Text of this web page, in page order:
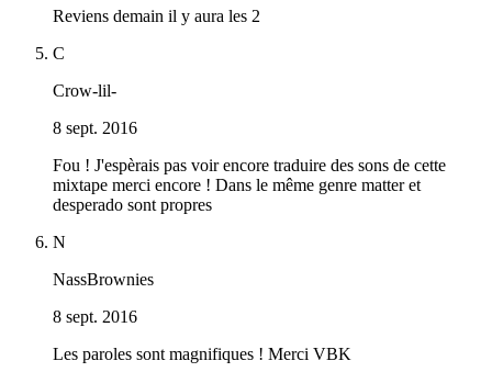
Reviens demain il y aura les 2
C
Crow-lil-
8 sept. 2016
Fou ! J'espèrais pas voir encore traduire des sons de cette
mixtape merci encore ! Dans le même genre matter et
desperado sont propres
N
NassBrownies
8 sept. 2016
Les paroles sont magnifiques ! Merci VBK